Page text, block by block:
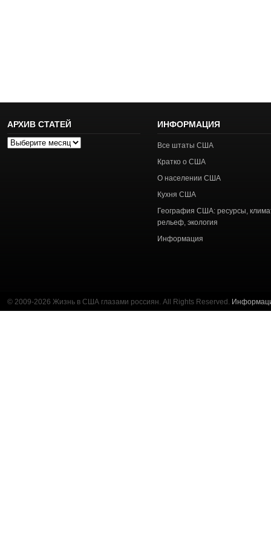
АРХИВ СТАТЕЙ
Архив
ИНФОРМАЦИЯ
Все штаты США
Кратко о США
О населении США
Кухня США
География США: ресурсы,
рельеф, экология
Информация
© 2009-2026 Жизнь в США глазами россиян. All Rights Reserved.